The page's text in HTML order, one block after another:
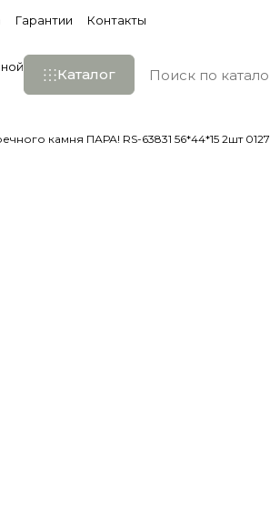
Гарантии Контакты
Каталог
камня ПАРА! RS-63831 56*44*15 2шт 0127